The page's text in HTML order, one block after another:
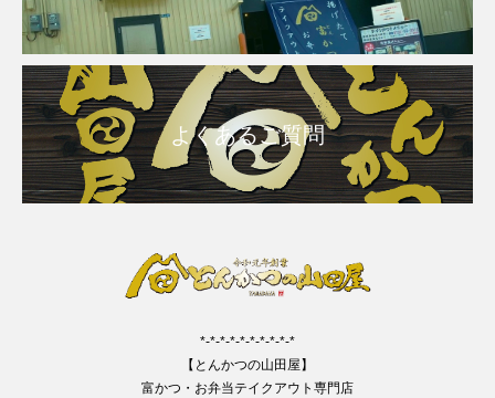
よくあるご質問
*-*-*-*-*-*-*-*-*-*
【とんかつの山田屋】
富かつ・お弁当テイクアウト専門店